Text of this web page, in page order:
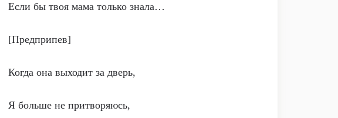
Если бы твоя мама только знала…
[Предприпев]
Когда она выходит за дверь,
Я больше не притворяюсь,